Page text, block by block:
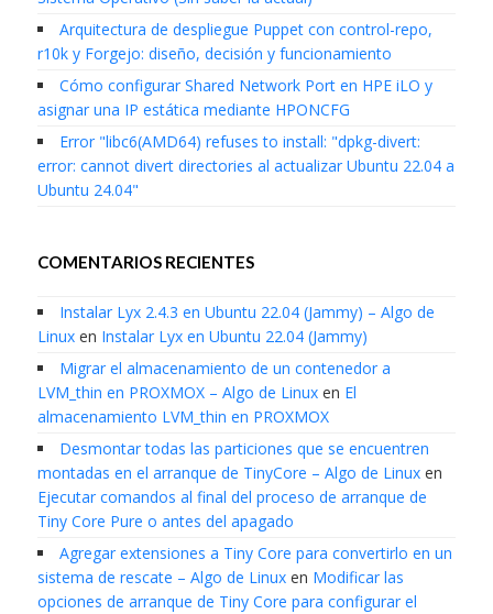
Arquitectura de despliegue Puppet con control-repo,
r10k y Forgejo: diseño, decisión y funcionamiento
Cómo configurar Shared Network Port en HPE iLO y
asignar una IP estática mediante HPONCFG
Error "libc6(AMD64) refuses to install: "dpkg-divert:
error: cannot divert directories al actualizar Ubuntu 22.04 a
Ubuntu 24.04"
COMENTARIOS RECIENTES
Instalar Lyx 2.4.3 en Ubuntu 22.04 (Jammy) – Algo de
Linuxen Instalar Lyx en Ubuntu 22.04 (Jammy)
Migrar el almacenamiento de un contenedor a
LVM_thin en PROXMOX – Algo de Linuxen El
almacenamiento LVM_thin en PROXMOX
Desmontar todas las particiones que se encuentren
montadas en el arranque de TinyCore – Algo de Linuxen
Ejecutar comandos al final del proceso de arranque de
Tiny Core Pure o antes del apagado
Agregar extensiones a Tiny Core para convertirlo en un
sistema de rescate – Algo de Linuxen Modificar las
opciones de arranque de Tiny Core para configurar el